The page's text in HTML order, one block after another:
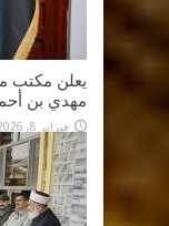
يعلن مكتب
مهدي بن
فبراير 8, 2026